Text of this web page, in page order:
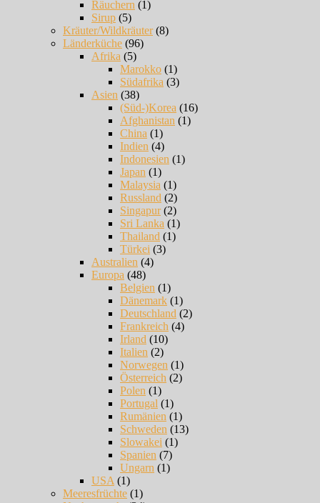
Räuchern (1)
Sirup (5)
Kräuter/Wildkräuter(8)
Länderküche (96)
Afrika (5)
Marokko (1)
Südafrika (3)
Asien (38)
(Süd-)Korea (16)
Afghanistan (1)
China (1)
Indien (4)
Indonesien (1)
Japan (1)
Malaysia (1)
Russland (2)
Singapur(2)
Sri Lanka (1)
Thailand (1)
Türkei (3)
Australien (4)
Europa (48)
Belgien (1)
Dänemark (1)
Deutschland (2)
Frankreich (4)
Irland (10)
Italien (2)
Norwegen (1)
Österreich (2)
Polen (1)
Portugal (1)
Rumänien (1)
Schweden (13)
Slowakei (1)
Spanien (7)
Ungarn (1)
USA (1)
Meeresfrüchte (1)